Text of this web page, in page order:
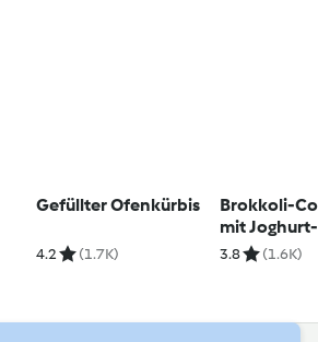
Gefüllter Ofenkürbis
4.2 (1.7K)
Brokkoli-
mit
Hähnchen
3.8 (1.6K)